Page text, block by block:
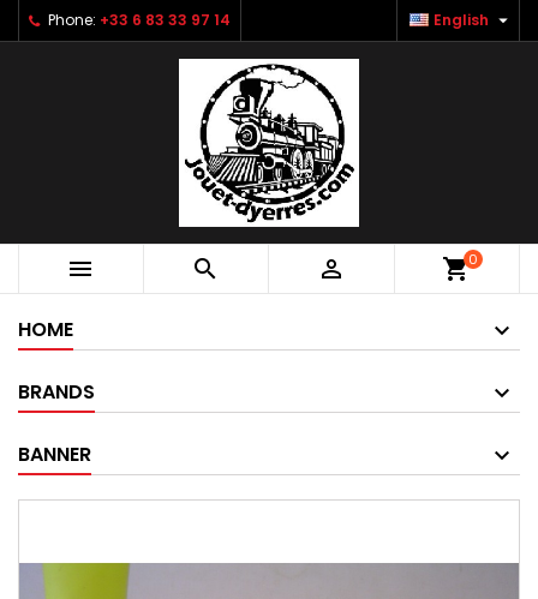
Phone: +33 6 83 33 97 14 English 
   shopping_cart0
HOME
BRANDS
BANNER